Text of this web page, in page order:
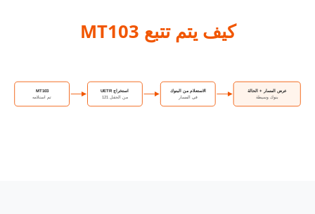
كيف يتم تتبع MT103
MT103
تم استلامه
استخراج UETR
من الحقل 121
الاستعلام من البنوك
في المسار
عرض المسار + الحالة
بنوك وسيطة